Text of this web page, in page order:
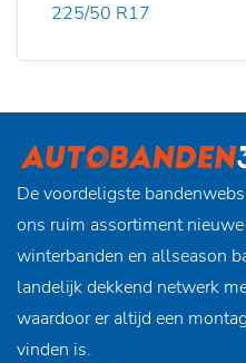
225/50 R17
De voordeligste
ons ruim assortiment
winterbanden en allseason
landelijk dekkend netwerk
waardoor er altijd een
vinden is.